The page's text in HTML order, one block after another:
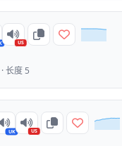
US
长度 5
UK US